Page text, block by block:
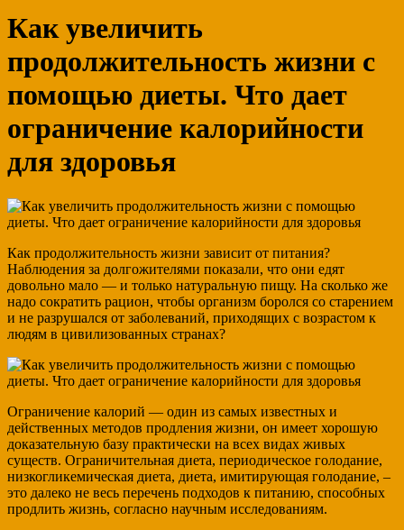
Как увеличить
продолжительность жизни с
помощью диеты. Что дает
ограничение калорийности
для здоровья
Как продолжительность жизни зависит от питания?
Наблюдения за долгожителями показали, что они едят
довольно мало — и только натуральную пищу. На сколько же
надо сократить рацион, чтобы организм боролся со старением
и не разрушался от заболеваний, приходящих с возрастом к
людям в цивилизованных странах?
Ограничение калорий — один из самых известных и
действенных методов продления жизни, он имеет хорошую
доказательную базу практически на всех видах живых
существ. Ограничительная диета, периодическое голодание,
низкогликемическая диета, диета, имитирующая голодание, –
это далеко не весь перечень подходов к питанию, способных
продлить жизнь, согласно научным исследованиям.